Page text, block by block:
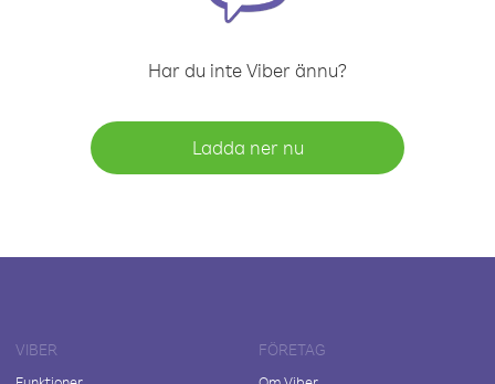
Har du inte Viber ännu?
Ladda ner nu
VIBER FÖRETAG